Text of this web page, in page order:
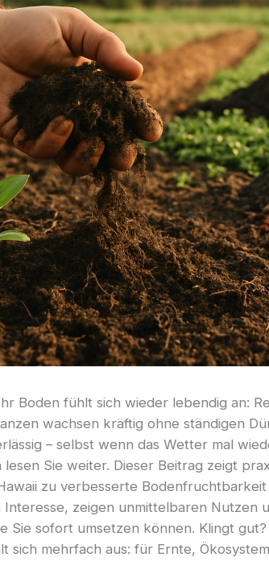
Boden fühlt sich wieder lebendig an:
wachsen kräftig ohne ständigen
– selbst wenn das Wetter mal
lesen Sie weiter. Dieser Beitrag zeigt
zu verbesserte
zeigen unmittelbaren Nutzen
Sie sofort umsetzen können. Klingt gut?
sich mehrfach aus: für Ernte,